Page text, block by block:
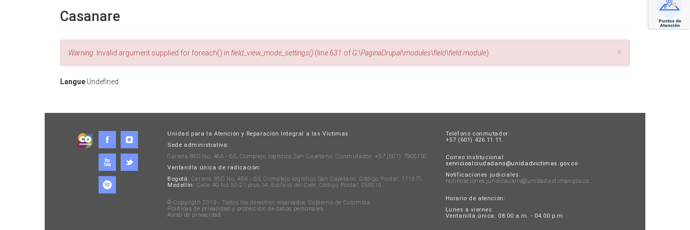
Casanare
×
Error
Warning: Invalid argument supplied for foreach() in field_view_mode_settings() (line631 of G:\PaginaDrupal\modules\field\field.module).
Langue Undefined
Unidad para la Atención y Reparación Integral a las Víctimas
Sede administrativa:
Carrera 85D No. 46A - 65, Complejo logístico San Cayetano. Conmutador: +57 (601) 7965150.
Ventanilla única de radicación:
Bogotá: Carrera 85D No. 46A - 65, Complejo logístico San Cayetano. Código Postal: 111071.
Medellín: Calle 49 No 50-21 piso 14, Edificio del Café. Código Postal: 050010.
© Copyrigth 2019 - Todos los derechos reservados Gobierno de Colombia.
Políticas de privacidad y protección de datos personales.
Aviso de privacidad.
Teléfono conmutador:
+57 (601) 426 11 11.
Correo institucional:
servicioalciudadano@unidadvictimas.gov.co
Notificaciones judiciales:
notificaciones.juridicauariv@unidadvictimas.gov.co
Horario de atención:
Lunes a viernes.
Ventanilla única: 08:00 a.m. - 04:00 p.m.